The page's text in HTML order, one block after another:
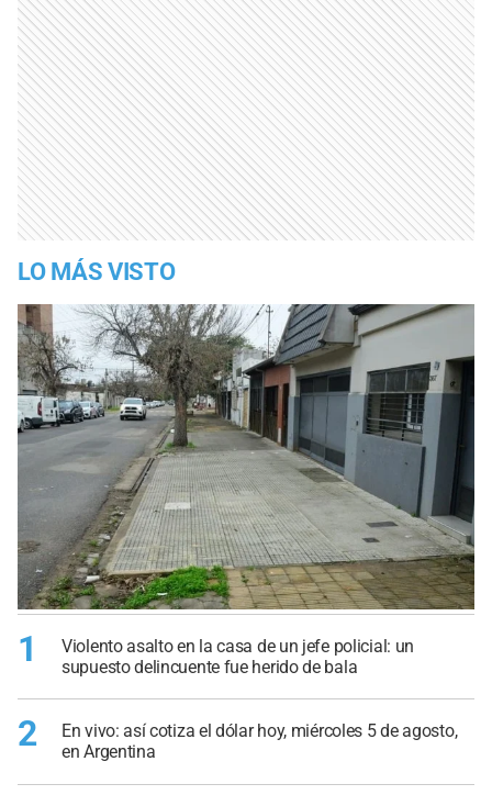
LO MÁS VISTO
1
Violento asalto en la casa de un jefe policial: un
supuesto delincuente fue herido de bala
2
En vivo: así cotiza el dólar hoy, miércoles 5 de agosto,
en Argentina